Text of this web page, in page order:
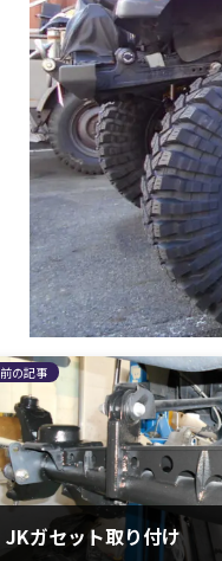
前の記事
JKガセット取り付け